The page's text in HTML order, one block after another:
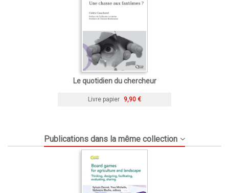
Le quotidien du chercheur
Livre papier 9,90 €
Publications dans la même collection